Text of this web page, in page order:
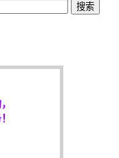
搜索